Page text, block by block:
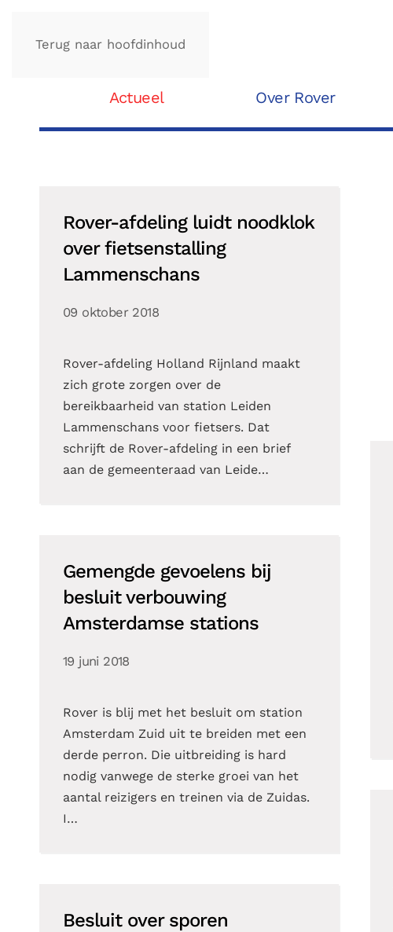
Terug naar hoofdinhoud
Actueel Over Rover
Rover-afdeling luidt noodklok
over fietsenstalling
Lammenschans
09 oktober 2018
Rover-afdeling Holland Rijnland maakt
zich grote zorgen over de
bereikbaarheid van station Leiden
Lammenschans voor fietsers. Dat
schrijft de Rover-afdeling in een brief
aan de gemeenteraad van Leide…
Gemengde gevoelens bij
besluit verbouwing
Amsterdamse stations
19 juni 2018
Rover is blij met het besluit om station
Amsterdam Zuid uit te breiden met een
derde perron. Die uitbreiding is hard
nodig vanwege de sterke groei van het
aantal reizigers en treinen via de Zuidas.
I…
Besluit over sporen